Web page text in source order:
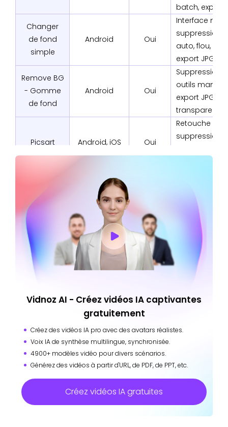
batch,
Changer
de fond
simple
Android Oui
Interface
suppression
auto, flou,
export JPG/
Remove BG
- Gomme
de fond
Android Oui
Suppression
outils
export JPG/
transparent
Picsart Android, iOS Oui
Retouche
suppression/
à partir de
Vidnoz AI - Créez vidéos IA captivantes
gratuitement
Créez des vidéos IA pro avec des avatars réalistes.
Voix IA de synthèse multilingue, synchronisée.
4900+ modèles vidéo pour divers scénarios.
Générez des vidéos à partir d'URL, de PDF, de PPT, etc.
Créez vidéos IA gratuites